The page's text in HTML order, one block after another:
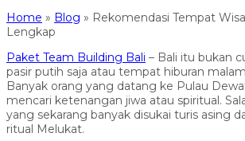
Home » Blog » Rekomendasi Tempat
Lengkap
Paket Team Building Bali – Bali itu bukan
pasir putih saja atau tempat hiburan
Banyak orang yang datang ke Pulau
mencari ketenangan jiwa atau spiritual.
yang sekarang banyak disukai turis asing
ritual Melukat.